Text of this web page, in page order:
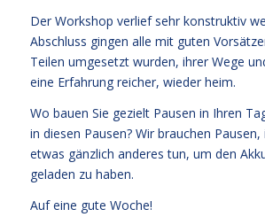
Der Workshop verlief sehr konstruktiv
Abschluss gingen alle mit guten
Teilen umgesetzt wurden, ihrer Wege
eine Erfahrung reicher, wieder heim.
Wo bauen Sie gezielt Pausen in Ihren
in diesen Pausen? Wir brauchen
etwas gänzlich anderes tun, um den
geladen zu haben.
Auf eine gute Woche!